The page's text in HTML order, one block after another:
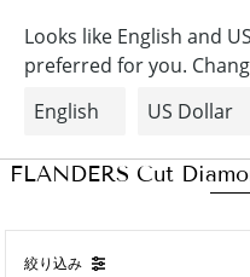
FLANDERS Cut
絞り込み